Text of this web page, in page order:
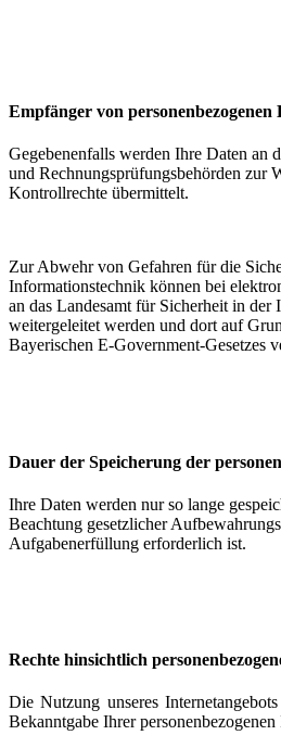
Empfänger von personenbezogenen
Gegebenenfalls werden Ihre Daten an
und Rechnungsprüfungsbehörden zur
Kontrollrechte übermittelt.
Zur Abwehr von Gefahren für die
Informationstechnik können bei
an das Landesamt für Sicherheit in der
weitergeleitet werden und dort auf
Bayerischen E-Government-Gesetzes
Dauer der Speicherung der
Ihre Daten werden nur so lange
Beachtung gesetzlicher
Aufgabenerfüllung erforderlich ist.
Rechte hinsichtlich
Die Nutzung unseres
Bekanntgabe Ihrer